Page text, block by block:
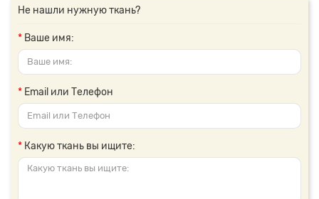
Не нашли нужную ткань?
Ваше имя:
Email или Телефон
Какую ткань вы ищите: